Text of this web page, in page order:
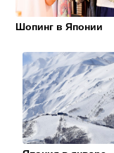
Шопинг в Японии